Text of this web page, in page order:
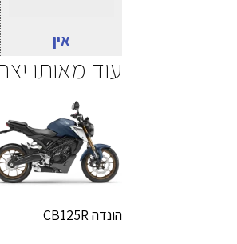
אין
עוד מאותו
הונדה CB125R